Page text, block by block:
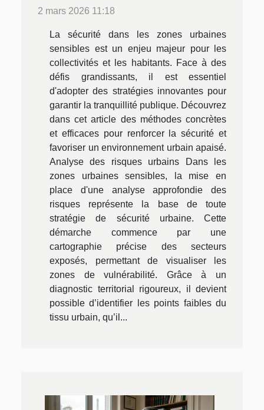
2 mars 2026 11:18
La sécurité dans les zones urbaines
sensibles est un enjeu majeur pour les
collectivités et les habitants. Face à des
défis grandissants, il est essentiel
d'adopter des stratégies innovantes pour
garantir la tranquillité publique. Découvrez
dans cet article des méthodes concrètes
et efficaces pour renforcer la sécurité et
favoriser un environnement urbain apaisé.
Analyse des risques urbains Dans les
zones urbaines sensibles, la mise en
place d'une analyse approfondie des
risques représente la base de toute
stratégie de sécurité urbaine. Cette
démarche commence par une
cartographie précise des secteurs
exposés, permettant de visualiser les
zones de vulnérabilité. Grâce à un
diagnostic territorial rigoureux, il devient
possible d’identifier les points faibles du
tissu urbain, qu’il...